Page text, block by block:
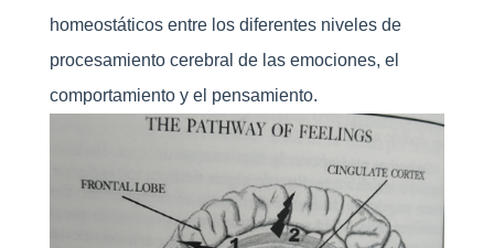
homeostáticos entre los diferentes niveles de
procesamiento cerebral de las emociones, el
comportamiento y el pensamiento.